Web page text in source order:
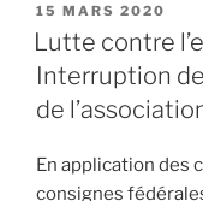
PUBLIÉ
LE
15 MARS 2020
Lutte contre
Interruption
de
En application des
consignes